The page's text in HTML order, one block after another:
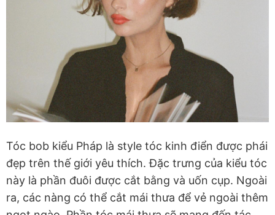
Tóc bob kiểu Pháp là style tóc kinh điển được phái
đẹp trên thế giới yêu thích. Đặc trưng của kiểu tóc
này là phần đuôi được cắt bằng và uốn cụp. Ngoài
ra, các nàng có thể cắt mái thưa để vẻ ngoài thêm